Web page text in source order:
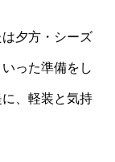
夕方・シーズ
った準備をし
、軽装と気持